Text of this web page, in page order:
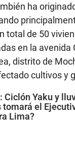
ha
total de 50
en la avenida
distrito de
cultivos y
Ciclón Yaku y
tomará el
Lima?